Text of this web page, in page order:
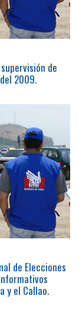
de
2009.
de Elecciones
y el Callao.